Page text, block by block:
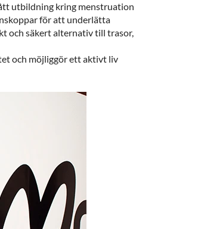
utbildning kring menstruation
för att underlätta
och säkert alternativ till trasor,
och möjliggör ett aktivt liv